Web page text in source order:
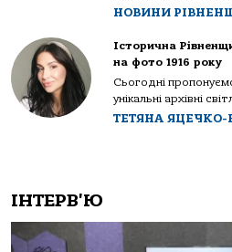
НОВИНИ
Історична
на фото 1916 року
Сьогодні
унікальні архівні
ТЕТЯНА
ІНТЕРВ'Ю